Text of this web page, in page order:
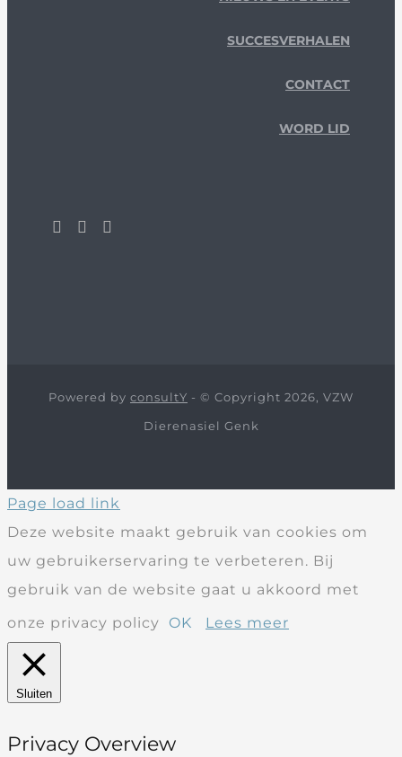
SUCCESVERHALEN
CONTACT
WORD LID
Powered by consultY - © Copyright 2026, VZW
Dierenasiel Genk
Page load link
Deze website maakt gebruik van cookies om
uw gebruikerservaring te verbeteren. Bij
gebruik van de website gaat u akkoord met
onze privacy policy
OK Lees meer
Sluiten
Privacy Overview